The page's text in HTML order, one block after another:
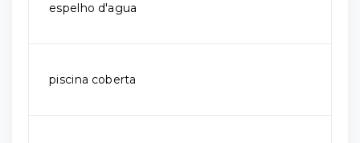
espelho d'agua
piscina coberta